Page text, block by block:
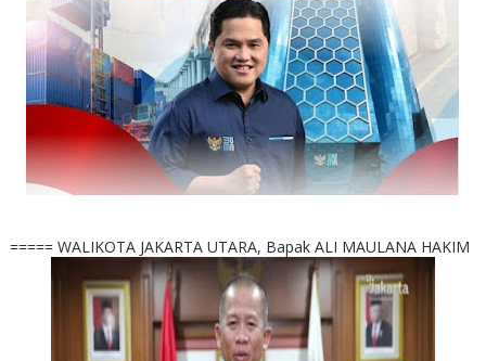
===== WALIKOTA JAKARTA UTARA, Bapak ALI MAULANA HAKIM